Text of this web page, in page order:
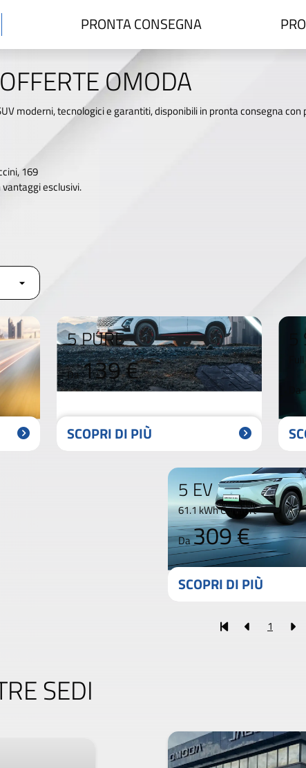
PRONTA CONSEGNA
OMODA
moderni, tecnologici e garantiti, disponibili in pronta consegna
169
esclusivi.
5 PURE
Da139 €
SCOPRI DI PIÙ
Da
5 EV
61.1 kWh Comfort
Da309 €
SCOPRI DI PIÙ
1
SEDI